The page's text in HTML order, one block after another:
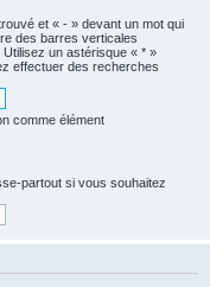
et « - » devant un mot qui
des barres verticales
un astérisque « * »
effectuer des recherches
comme élément
partout si vous souhaitez